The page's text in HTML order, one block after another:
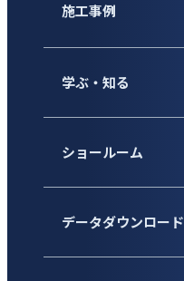
施工事例
学ぶ・知る
ショールーム
データダウンロード